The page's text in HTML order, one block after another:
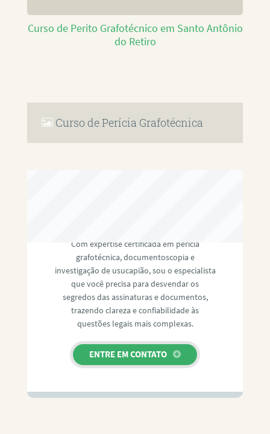
Curso de Perito Grafotécnico em Santo Antônio
do Retiro
Curso de Perícia Grafotécnica
Com expertise certificada em perícia
grafotécnica, documentoscopia e
investigação de usucapião, sou o especialista
que você precisa para desvendar os
segredos das assinaturas e documentos,
trazendo clareza e confiabilidade às
questões legais mais complexas.
ENTRE EM CONTATO